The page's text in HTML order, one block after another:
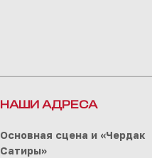
НАШИ АДРЕСА
Основная сцена и «Чердак
Сатиры»